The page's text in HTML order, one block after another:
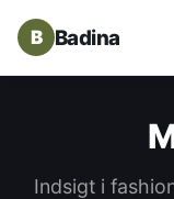
Badina
Indsigt i